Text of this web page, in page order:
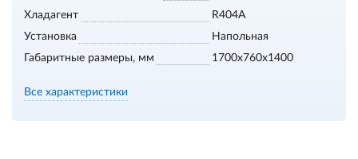
Хладагент
R404A
Установка
Напольная
Габаритные размеры, мм
1700х760х1400
Все характеристики